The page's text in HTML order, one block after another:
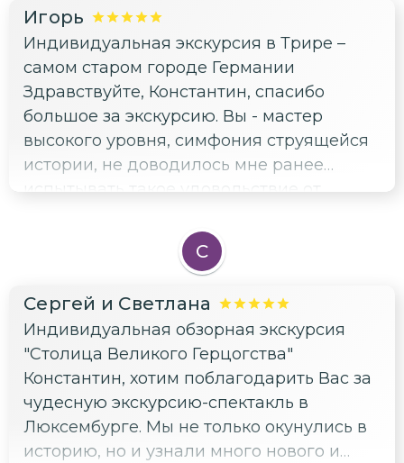
интересных объектов мы увидели...И
напоследок вино рислинг -
необычайное!!! Трир - германская
жемчужина!
Игорь
Индивидуальная экскурсия в Трире –
самом старом городе Германии
Здравствуйте, Константин, спасибо
большое за экскурсию. Вы - мастер
высокого уровня, симфония струящейся
истории, не доводилось мне ранее
С
Сергей и Светлана
Индивидуальная обзорная экскурсия
"Столица Великого Герцогства"
Константин, хотим поблагодарить Вас за
чудесную экскурсию-спектакль в
Люксембурге. Мы не только окунулись в
историю, но и узнали много нового и